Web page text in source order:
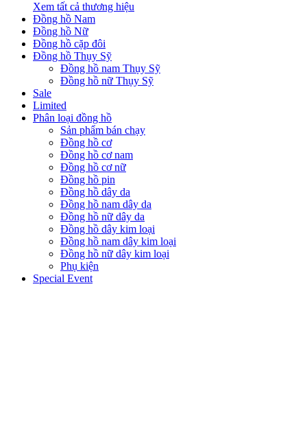
Xem tất cả thương hiệu
Đồng hồ Nam
Đồng hồ Nữ
Đồng hồ cặp đôi
Đồng hồ Thụy Sỹ
Đồng hồ nam Thụy Sỹ
Đồng hồ nữ Thụy Sỹ
Sale
Limited
Phân loại đồng hồ
Sản phẩm bán chạy
Đồng hồ cơ
Đồng hồ cơ nam
Đồng hồ cơ nữ
Đồng hồ pin
Đồng hồ dây da
Đồng hồ nam dây da
Đồng hồ nữ dây da
Đồng hồ dây kim loại
Đồng hồ nam dây kim loại
Đồng hồ nữ dây kim loại
Phụ kiện
Special Event